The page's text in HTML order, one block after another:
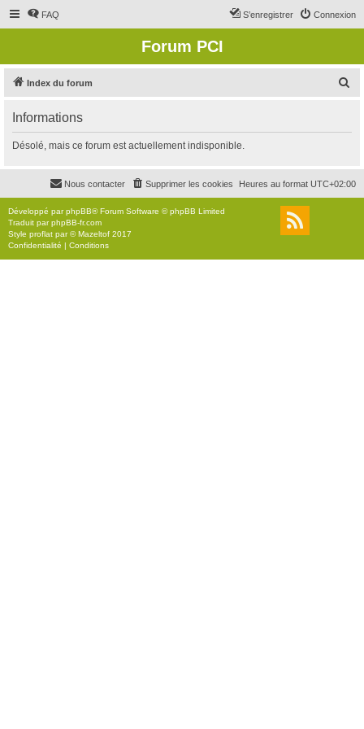
FAQ Connexion
S’enregistrer
Forum PCI
Index du forum
r
c
r
Informations
Désolé, mais ce forum est actuellement indisponible.
Heures au format UTC+02:00
Supprimer les cookies
Nous contacter
Développé parphpBB® Forum Software © phpBB Limited
Traduit parphpBB-fr.com
Style proflat par ©Mazeltof 2017
Confidentialité | Conditions